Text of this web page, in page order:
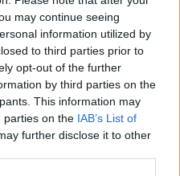
may continue seeing
information utilized by
to third parties prior to
opt-out of the further
by third parties on the
This information may
parties on the IAB’s List of
further disclose it to other
«Η οικογένεια Μπας φέρεται να
βρίσκεται κοντά στην απόκτηση
της Βιλερμπάν»